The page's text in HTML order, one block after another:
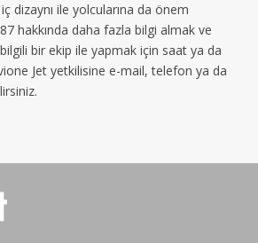
dizaynı ile yolcularına da önem
hakkında daha fazla bilgi almak ve
bir ekip ile yapmak için saat ya da
Jet yetkilisine e-mail, telefon ya da